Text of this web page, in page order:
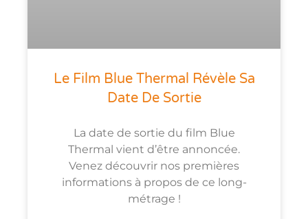
Le Film Blue Thermal Révèle Sa
Date De Sortie
La date de sortie du film Blue
Thermal vient d’être annoncée.
Venez découvrir nos premières
informations à propos de ce long-
métrage !